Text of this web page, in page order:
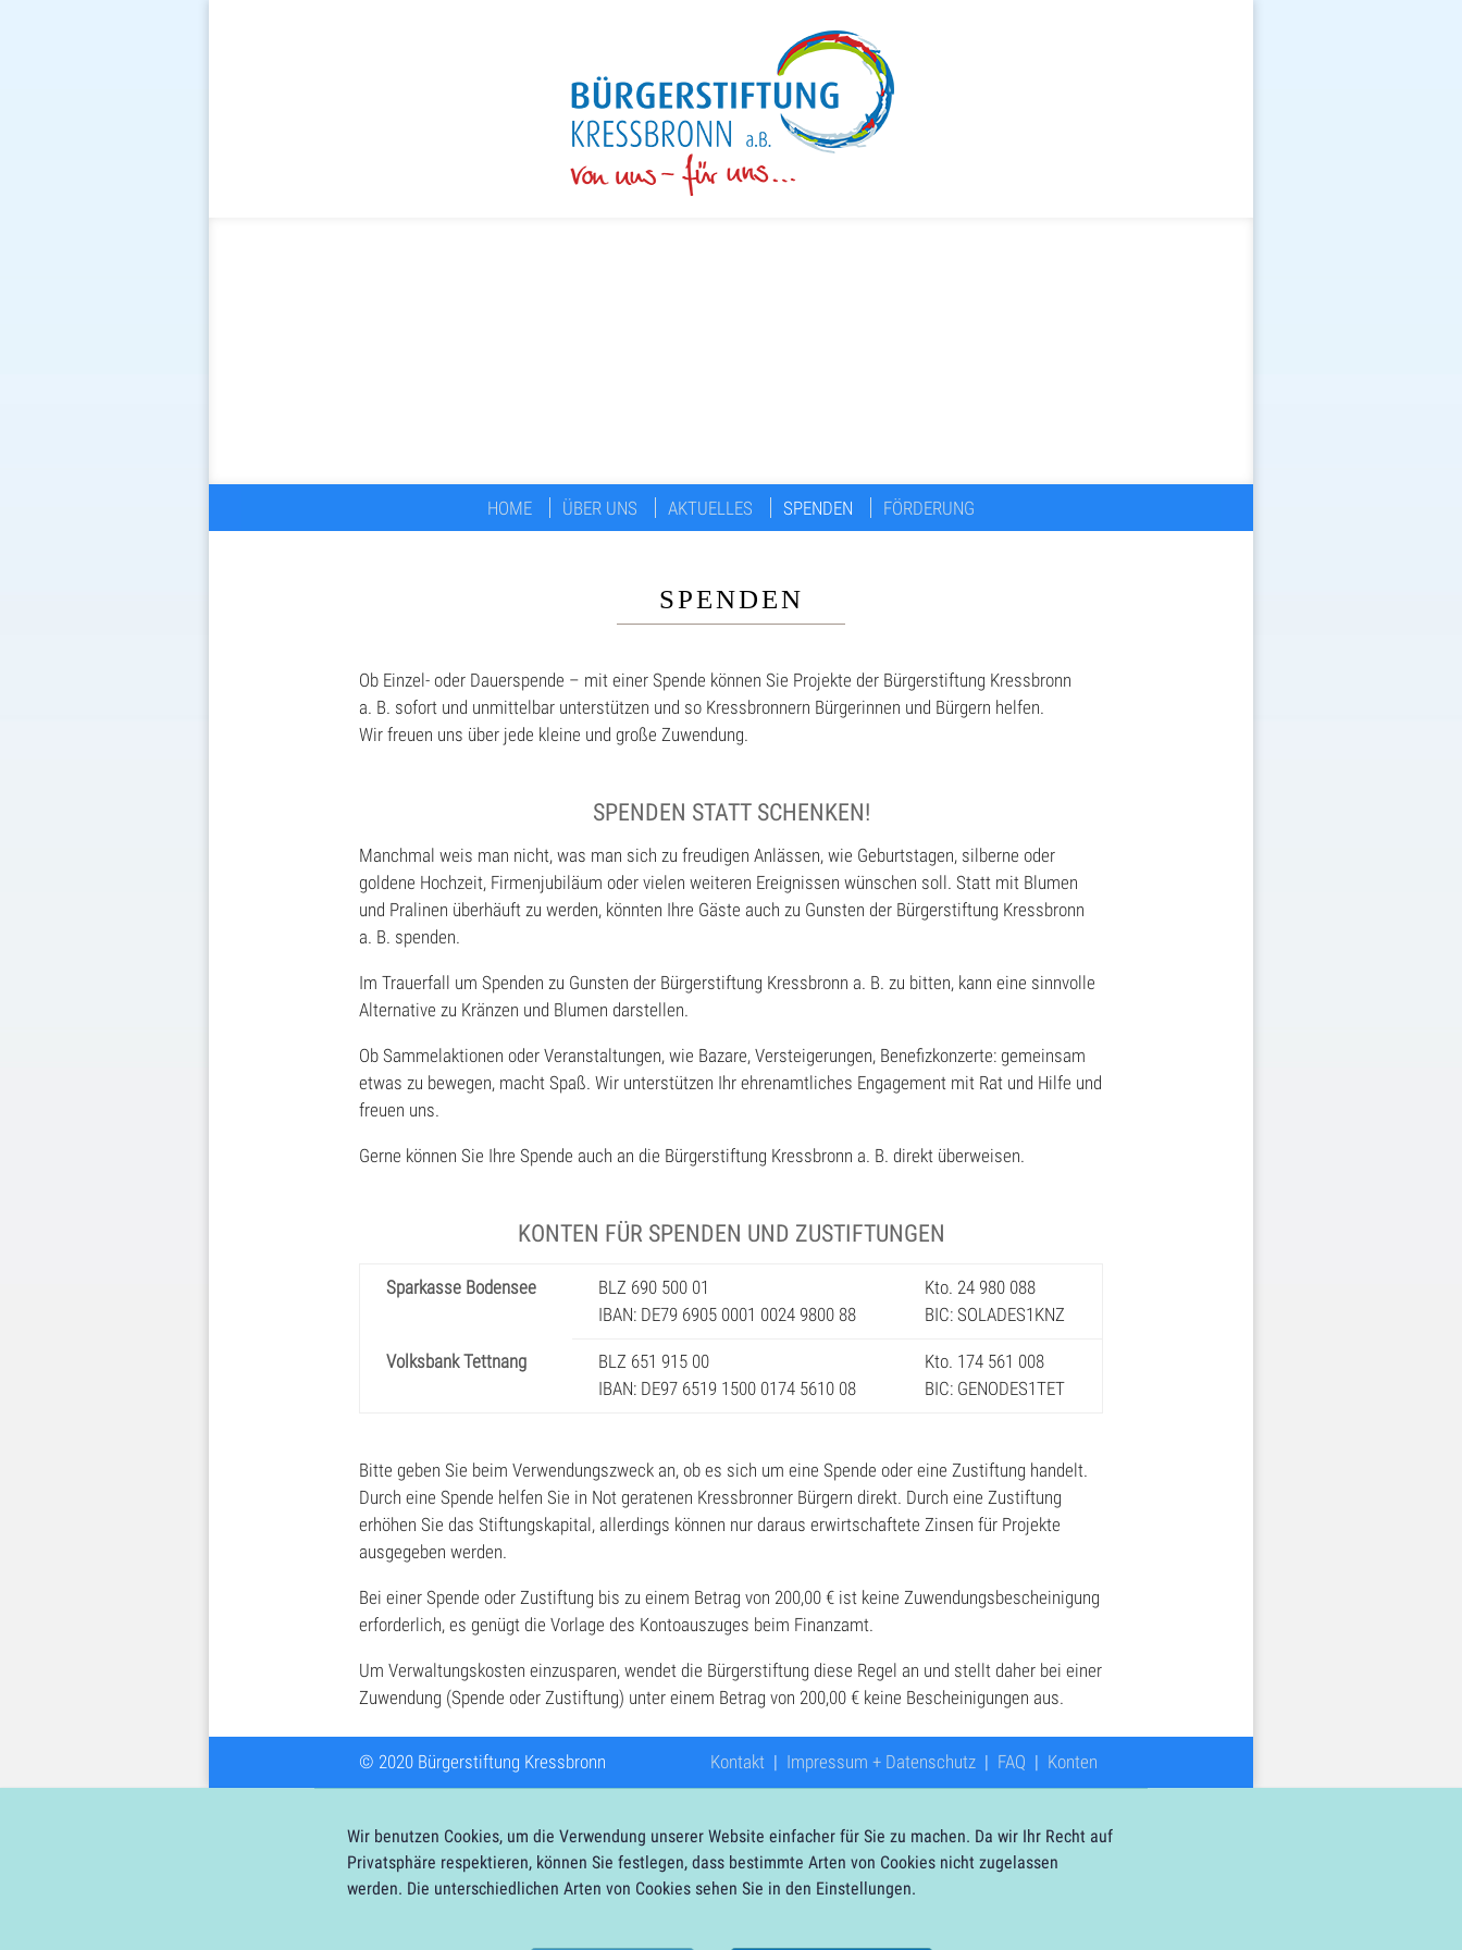
HOME ÜBER UNS AKTUELLES SPENDEN FÖRDERUNG
SPENDEN
Ob Einzel- oder Dauerspende – mit einer Spende können Sie Projekte der Bürgerstiftung Kressbronn
a. B. sofort und unmittelbar unterstützen und so Kressbronnern Bürgerinnen und Bürgern helfen.
Wir freuen uns über jede kleine und große Zuwendung.
SPENDEN STATT SCHENKEN!
Manchmal weis man nicht, was man sich zu freudigen Anlässen, wie Geburtstagen, silberne oder
goldene Hochzeit, Firmenjubiläum oder vielen weiteren Ereignissen wünschen soll. Statt mit Blumen
und Pralinen überhäuft zu werden, könnten Ihre Gäste auch zu Gunsten der Bürgerstiftung Kressbronn
a. B. spenden.
Im Trauerfall um Spenden zu Gunsten der Bürgerstiftung Kressbronn a. B. zu bitten, kann eine sinnvolle
Alternative zu Kränzen und Blumen darstellen.
Ob Sammelaktionen oder Veranstaltungen, wie Bazare, Versteigerungen, Benefizkonzerte: gemeinsam
etwas zu bewegen, macht Spaß. Wir unterstützen Ihr ehrenamtliches Engagement mit Rat und Hilfe und
freuen uns.
Gerne können Sie Ihre Spende auch an die Bürgerstiftung Kressbronn a. B. direkt überweisen.
KONTEN FÜR SPENDEN UND ZUSTIFTUNGEN
Sparkasse Bodensee
BLZ 690 500 01
IBAN: DE79 6905 0001 0024 9800 88
Kto. 24 980 088
BIC: SOLADES1KNZ
Volksbank Tettnang
BLZ 651 915 00
IBAN: DE97 6519 1500 0174 5610 08
Kto. 174 561 008
BIC: GENODES1TET
Bitte geben Sie beim Verwendungszweck an, ob es sich um eine Spende oder eine Zustiftung handelt.
Durch eine Spende helfen Sie in Not geratenen Kressbronner Bürgern direkt. Durch eine Zustiftung
erhöhen Sie das Stiftungskapital, allerdings können nur daraus erwirtschaftete Zinsen für Projekte
ausgegeben werden.
Bei einer Spende oder Zustiftung bis zu einem Betrag von 200,00 € ist keine Zuwendungsbescheinigung
erforderlich, es genügt die Vorlage des Kontoauszuges beim Finanzamt.
Um Verwaltungskosten einzusparen, wendet die Bürgerstiftung diese Regel an und stellt daher bei einer
Zuwendung (Spende oder Zustiftung) unter einem Betrag von 200,00 € keine Bescheinigungen aus.
© 2020 Bürgerstiftung Kressbronn Kontakt | Impressum + Datenschutz | FAQ | Konten
Wir benutzen Cookies, um die Verwendung unserer Website einfacher für Sie zu machen. Da wir Ihr Recht auf
Privatsphäre respektieren, können Sie festlegen, dass bestimmte Arten von Cookies nicht zugelassen
werden. Die unterschiedlichen Arten von Cookies sehen Sie in den Einstellungen.